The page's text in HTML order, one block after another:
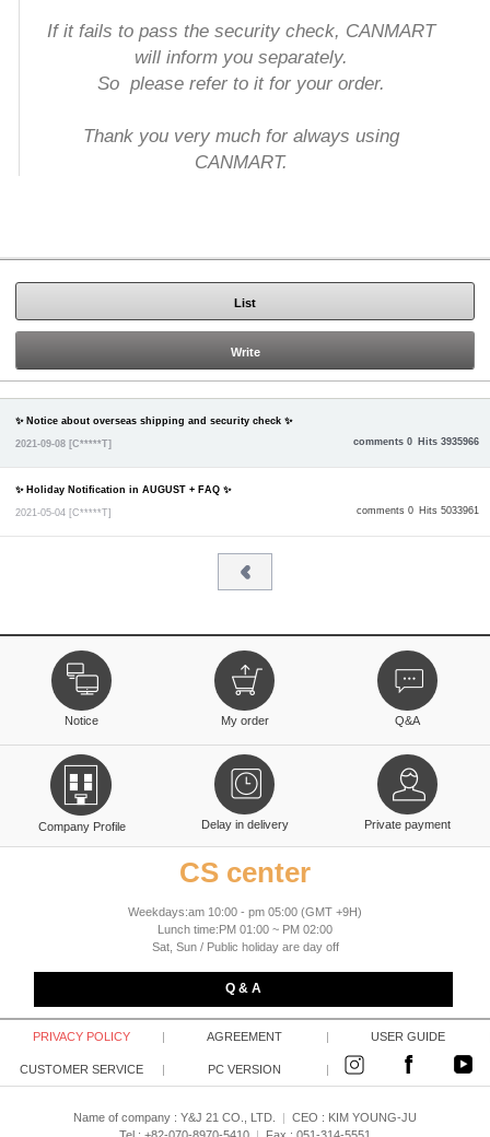
If it fails to pass the security check, CANMART
will inform you separately.
So please refer to it for your order.
Thank you very much for always using
CANMART.
List
Write
comments 0 Hits 3935966
✨ Notice about overseas shipping and security check ✨
2021-09-08 [C*****T]
comments 0 Hits 5033961
✨ Holiday Notification in AUGUST + FAQ ✨
2021-05-04 [C*****T]
Notice My order Q&A
Company Profile Delay in delivery Private payment
CS center
Weekdays:am 10:00 - pm 05:00 (GMT +9H)
Lunch time:PM 01:00 ~ PM 02:00
Sat, Sun / Public holiday are day off
Q & A
PRIVACY POLICY AGREEMENT USER GUIDE
CUSTOMER SERVICE PC VERSION
Name of company : Y&J 21 CO., LTD. CEO : KIM YOUNG-JU